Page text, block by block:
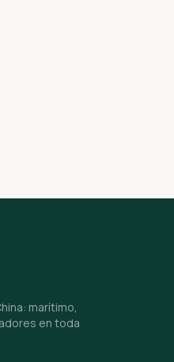
marítimo,
en toda